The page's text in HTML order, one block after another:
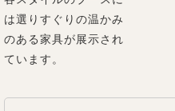
は選りすぐりの温かみ
のある家具が展示され
ています。